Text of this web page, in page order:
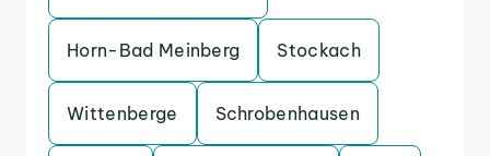
Horn-Bad Meinberg Stockach
Wittenberge Schrobenhausen